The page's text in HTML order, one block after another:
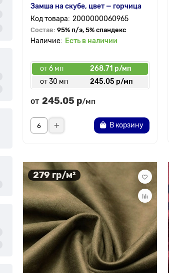
Замша на скубе, цвет — горчица
2000000060965
Состав: 95% п/э, 5% спандекс
Есть в наличии
от 6 мп
268.71 р/мп
от 30 мп
245.05 р/мп
от 245.05 р/мп
В корзину
279 гр/м²